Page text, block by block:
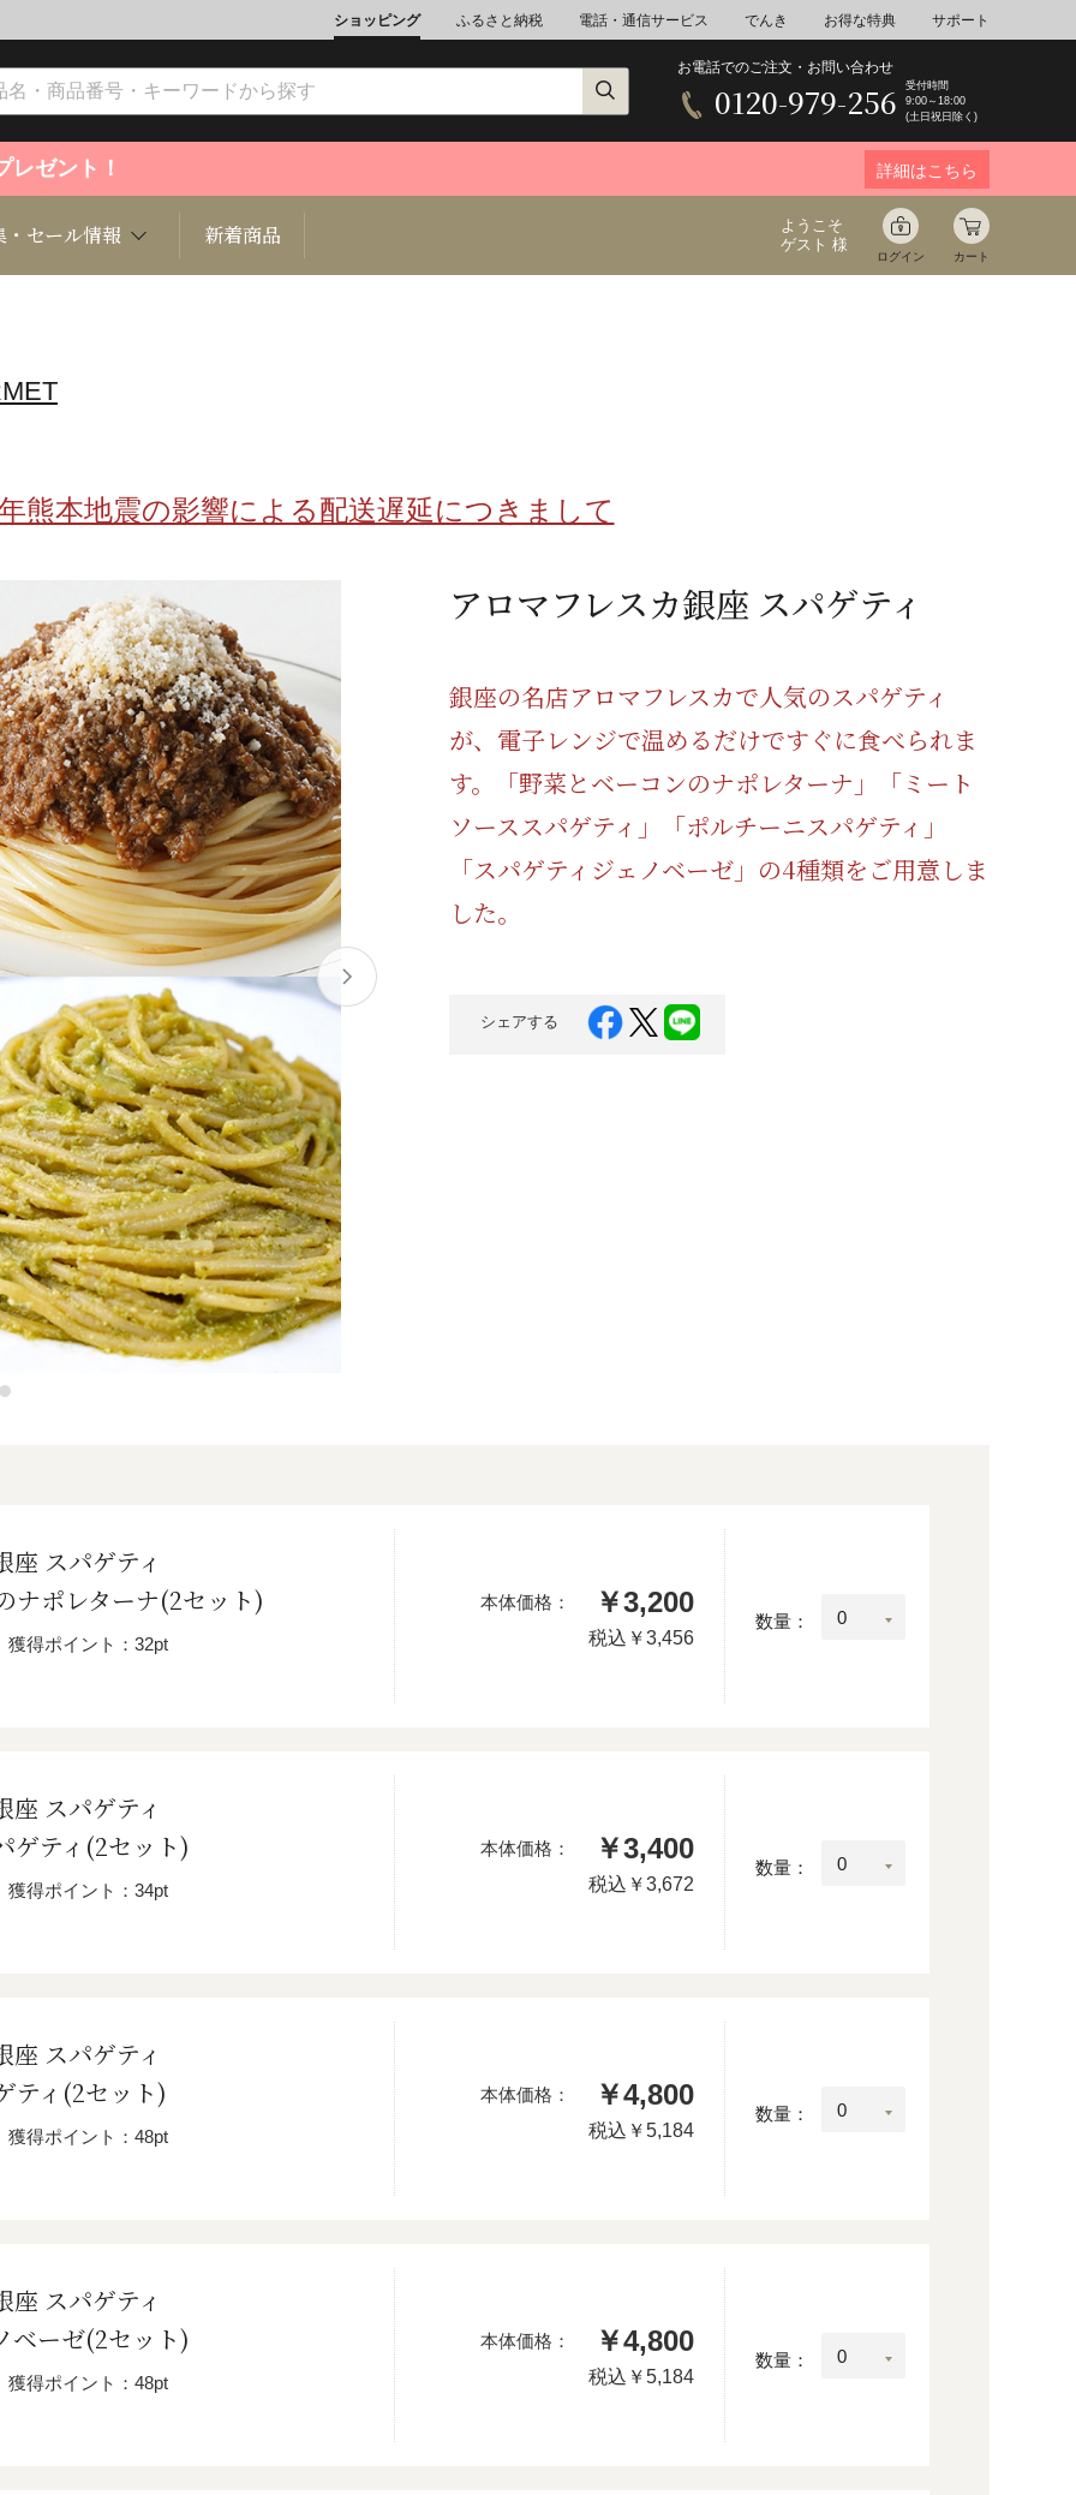
ショッピング ふるさと納税 電話・通信サービス でんき お得な特典 サポート
お電話でのご注文・お問い合わせ
0120-979-256
受付時間
9:00～18:00
(土日祝日除く)
レゼント！ 詳細はこちら
ギフト 豊洲お取り寄せ 健康/美容
化
・セール情報 新着商品
ようこそ
ゲスト 様
ログイン カート
熊本地震の影響による配送遅延につきまして
アロマフレスカ銀座 スパゲティ
銀座の名店アロマフレスカで人気のスパゲティ
が、電子レンジで温めるだけですぐに食べられま
す。「野菜とベーコンのナポレターナ」「ミート
ソーススパゲティ」「ポルチーニスパゲティ」
「スパゲティジェノベーゼ」の4種類をご用意しま
した。
シェアする
座 スパゲティ
ナポレターナ(2セット)
獲得ポイント：32pt
本体価格： ￥3,200
税込 ￥3,456
数量：
座 スパゲティ
ゲティ(2セット)
獲得ポイント：34pt
本体価格： ￥3,400
税込 ￥3,672
数量：
座 スパゲティ
ティ(2セット)
獲得ポイント：48pt
本体価格： ￥4,800
税込 ￥5,184
数量：
座 スパゲティ
ベーゼ(2セット)
獲得ポイント：48pt
本体価格： ￥4,800
税込 ￥5,184
数量：